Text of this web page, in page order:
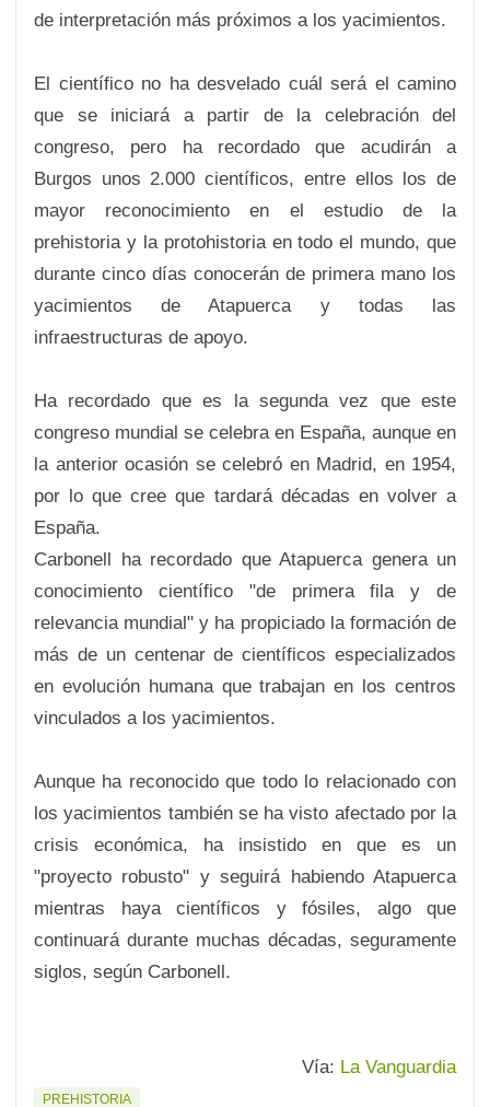
de interpretación más próximos a los yacimientos.
El científico no ha desvelado cuál será el camino
que se iniciará a partir de la celebración del
congreso, pero ha recordado que acudirán a
Burgos unos 2.000 científicos, entre ellos los de
mayor reconocimiento en el estudio de la
prehistoria y la protohistoria en todo el mundo, que
durante cinco días conocerán de primera mano los
yacimientos de Atapuerca y todas las
infraestructuras de apoyo.
Ha recordado que es la segunda vez que este
congreso mundial se celebra en España, aunque en
la anterior ocasión se celebró en Madrid, en 1954,
por lo que cree que tardará décadas en volver a
España.
Carbonell ha recordado que Atapuerca genera un
conocimiento científico "de primera fila y de
relevancia mundial" y ha propiciado la formación de
más de un centenar de científicos especializados
en evolución humana que trabajan en los centros
vinculados a los yacimientos.
Aunque ha reconocido que todo lo relacionado con
los yacimientos también se ha visto afectado por la
crisis económica, ha insistido en que es un
"proyecto robusto" y seguirá habiendo Atapuerca
mientras haya científicos y fósiles, algo que
continuará durante muchas décadas, seguramente
siglos, según Carbonell.
Vía: La Vanguardia
PREHISTORIA